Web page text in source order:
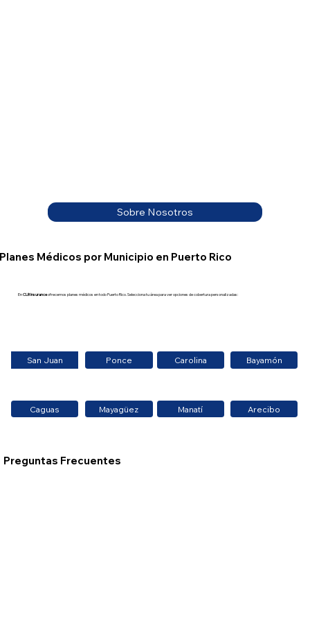
Sobre Nosotros
Médicos por Municipio en Puerto Rico
EnCLB Insuranceofrecemos planes médicos en todo Puerto Rico. Selecciona tu área para ver opciones de cobertura personalizadas:
San Juan Ponce Carolina Bayamón
Caguas Mayagüez Manatí Arecibo
Preguntas Frecuentes